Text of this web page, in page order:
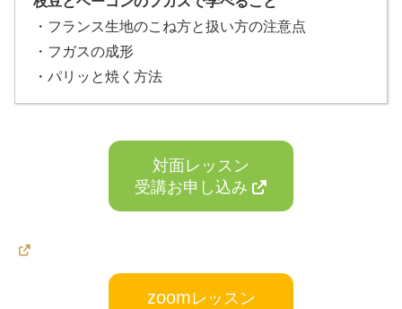
・フランス生地のこね方と扱い方の注意点
・フガスの成形
・パリッと焼く方法
対面レッスン
受講お申し込み
カ
zoomレッスン